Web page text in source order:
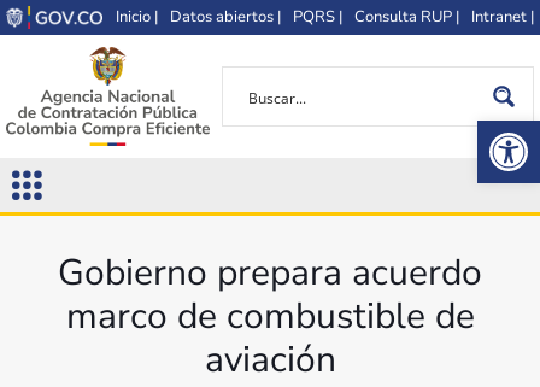
Inicio | Datos abiertos | PQRS | Consulta RUP | Intranet |
Gobierno prepara acuerdo
marco de combustible de
aviación